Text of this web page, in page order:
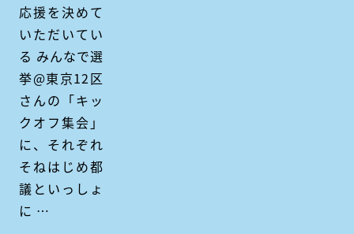
応援を決めて
いただいてい
る みんなで選
挙@東京12区
さんの「キッ
クオフ集会」
に、それぞれ
そねはじめ都
議といっしょ
に …